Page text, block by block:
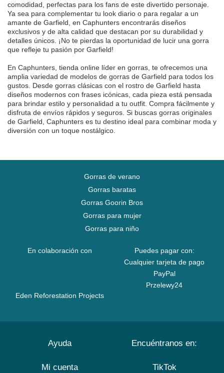
comodidad, perfectas para los fans de este divertido personaje.
Ya sea para complementar tu look diario o para regalar a un
amante de Garfield, en Caphunters encontrarás diseños
exclusivos y de alta calidad que destacan por su durabilidad y
detalles únicos. ¡No te pierdas la oportunidad de lucir una gorra
que refleje tu pasión por Garfield!
En Caphunters, tienda online líder en gorras, te ofrecemos una
amplia variedad de modelos de gorras de Garfield para todos los
gustos. Desde gorras clásicas con el rostro de Garfield hasta
diseños modernos con frases icónicas, cada pieza está pensada
para brindar estilo y personalidad a tu outfit. Compra fácilmente y
disfruta de envíos rápidos y seguros. Si buscas gorras originales
de Garfield, Caphunters es tu destino ideal para combinar moda y
diversión con un toque nostálgico.
Gorras de verano
Gorras baratas
Gorras Goorin Bros
Gorras para mujer
Gorras para niño
En colaboración con
Eden Reforestation Projects
Puedes pagar con:
Cualquier tarjeta de pago
PayPal
Przelewy24
Ayuda
Mi cuenta
Encuéntranos en:
TikTok